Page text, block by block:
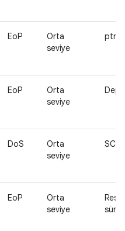
EoP
Orta
seviye
EoP
Orta
seviye
DoS
Orta
seviye
SCTP
EoP
Orta
seviye